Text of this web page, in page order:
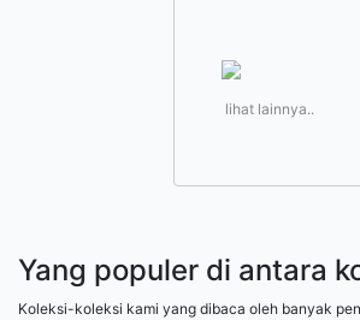
lihat lainnya..
Yang populer di antara
Koleksi-koleksi kami yang dibaca oleh banyak